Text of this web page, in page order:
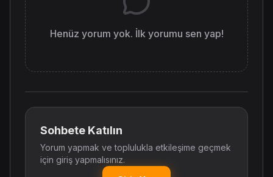
Henüz yorum yok. İlk yorumu sen yap!
Sohbete Katılın
Yorum yapmak ve toplulukla etkileşime geçmek
için giriş yapmalısınız.